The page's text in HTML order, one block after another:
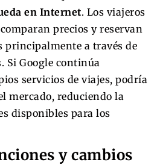
en Internet. Los viajeros
precios y reservan
principalmente a través de
Si Google continúa
servicios de viajes, podría
mercado, reduciendo la
disponibles para los
y cambios